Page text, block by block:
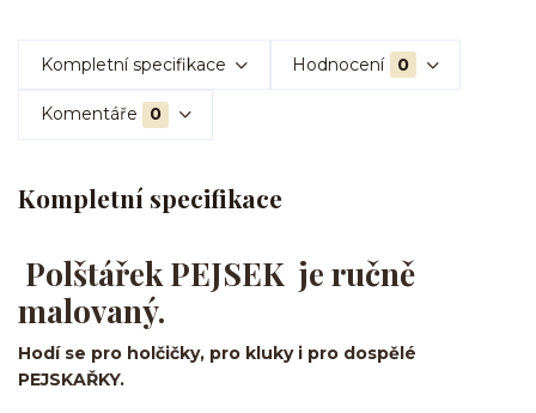
Kompletní specifikace Hodnocení 0
Komentáře 0
Kompletní specifikace
Polštářek PEJSEK je ručně
malovaný.
Hodí se pro holčičky, pro kluky i pro dospělé
PEJSKAŘKY.